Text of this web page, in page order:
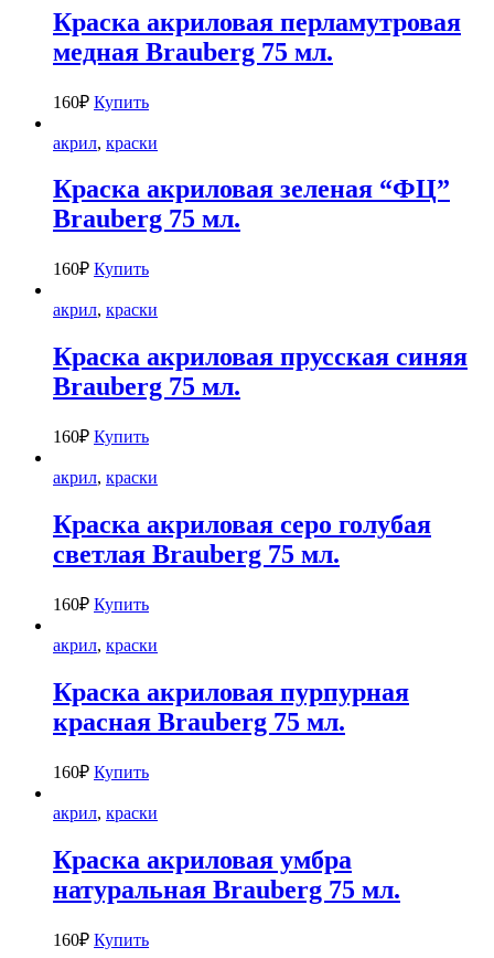
Краска акриловая перламутровая
медная Brauberg 75 мл.
160₽ Купить
акрил, краски
Краска акриловая зеленая “ФЦ”
Brauberg 75 мл.
160₽ Купить
акрил, краски
Краска акриловая прусская синяя
Brauberg 75 мл.
160₽ Купить
акрил, краски
Краска акриловая серо голубая
светлая Brauberg 75 мл.
160₽ Купить
акрил, краски
Краска акриловая пурпурная
красная Brauberg 75 мл.
160₽ Купить
акрил, краски
Краска акриловая умбра
натуральная Brauberg 75 мл.
160₽ Купить